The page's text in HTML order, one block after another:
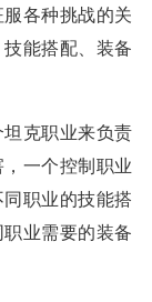
各种挑战的关
能搭配、装备
克职业来负责
一个控制职业
职业的技能搭
业需要的装备